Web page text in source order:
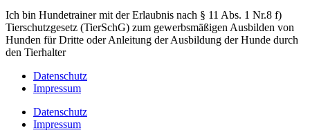
Ich bin Hundetrainer mit der Erlaubnis nach § 11 Abs. 1 Nr.8 f)
Tierschutzgesetz (TierSchG) zum gewerbsmäßigen Ausbilden von
Hunden für Dritte oder Anleitung der Ausbildung der Hunde durch
den Tierhalter
Datenschutz
Impressum
Datenschutz
Impressum